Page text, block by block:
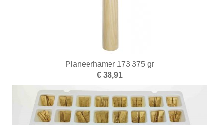
Planeerhamer 173 375 gr
€ 38,91